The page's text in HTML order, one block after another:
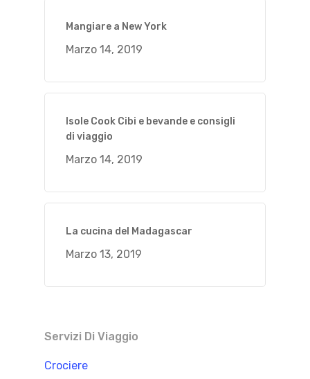
Mangiare a New York
Marzo 14, 2019
Isole Cook Cibi e bevande e consigli
di viaggio
Marzo 14, 2019
La cucina del Madagascar
Marzo 13, 2019
Servizi Di Viaggio
Crociere